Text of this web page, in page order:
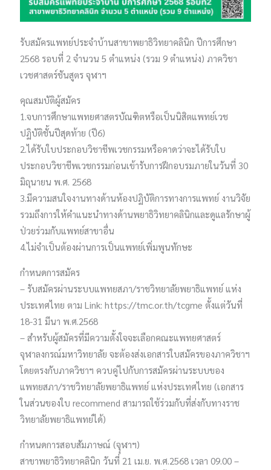
รับสมัครแพทย์ประจำบ้านสาขาพยาธิวิทยาคลินิก ปีการศึกษา​
2568 รอบที่ 2 จำนวน​ 5 ตำแหน่ง (รวม 9 ตำแหน่ง)​ ภาควิชา
เวชศาสตร์ชันสูตร​ จุฬาฯ
คุณสมบัติผู้สมัคร
1.จบการศึกษาแพทยศาสตรบัณฑิตหรือเป็นนิสิตแพทย์เวช
ปฏิบัติชั้นปีสุดท้าย (ปี6)
2.ได้รับใบประกอบวิชาชีพเวชกรรมหรือคาดว่าจะได้รับใบ
ประกอบวิชาชีพเวชกรรมก่อนเข้ารับการฝึกอบรมภายในวันที่ 30
มิถุนายน พ.ศ. 2568
3.มีความสนใจงานทางด้านห้องปฏิบัติการทางการแพทย์ งานวิจัย
รวมถึงการให้คำแนะนำทางด้านพยาธิวิทยาคลินิกและดูแลรักษาผู้
ป่วยร่วมกับแพทย์สาขาอื่น
4.ไม่จำเป็นต้องผ่านการเป็นแพทย์เพิ่มพูนทักษะ
กำหนดการสมัคร
– รับสมัครผ่านระบบแพทยสภา/ราชวิทยาลัยพยาธิแพทย์ แห่ง
ประเทศไทย ตาม Link: https://tmc.or.th/tcgme ตั้งแต่วันที่
18-31 มีนา พ.ศ.2568
– สำหรับผู้สมัครที่มีความตั้งใจจะเลือกคณะแพทยศาสตร์
จุฬาลงกรณ์มหาวิทยาลัย จะต้องส่งเอกสารใบสมัครของภาควิชาฯ
โดยตรงกับภาควิชาฯ ควบคู่ไปกับการสมัครผ่านระบบของ
แพทยสภา/ราชวิทยาลัยพยาธิแพทย์ แห่งประเทศไทย (เอกสาร
ในส่วนของใบ recommend สามารถใช้​ร่วมกับที่ส่งกับทางราช
วิทยาลัยพยาธิแพทย์ได้)
กำหนดการสอบสัมภาษณ์ (จุุฬาฯ)
สาขาพยาธิวิทยาคลินิก วันที่ 21 เม.ย. พ.ศ.2568 เวลา 09.00 –